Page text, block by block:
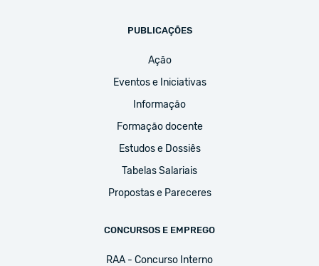
PUBLICAÇÕES
Ação
Eventos e Iniciativas
Informação
Formação docente
Estudos e Dossiês
Tabelas Salariais
Propostas e Pareceres
CONCURSOS E EMPREGO
RAA - Concurso Interno